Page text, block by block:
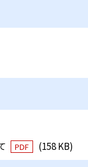
PDF (158 KB)